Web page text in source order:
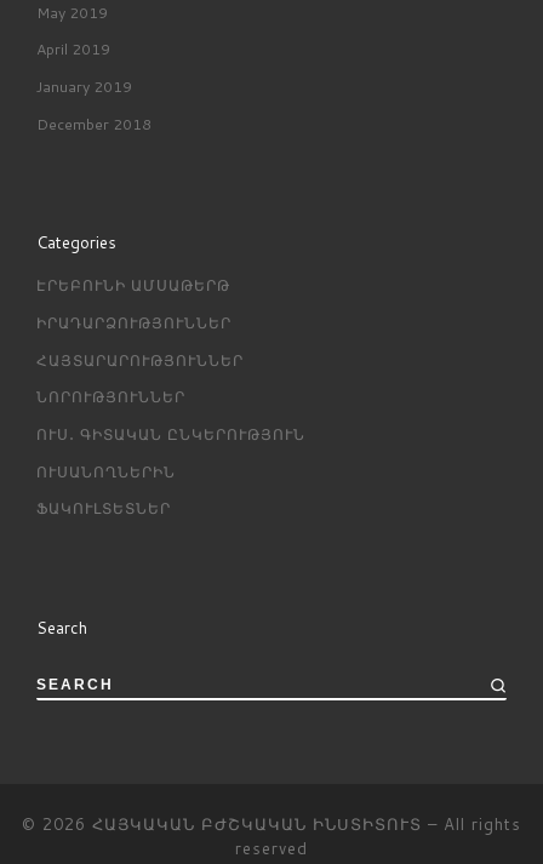
May 2019
April 2019
January 2019
December 2018
Categories
ԷՐԵԲՈՒՆԻ ԱՄՍԱԹԵՐԹ
ԻՐԱԴԱՐՁՈՒԹՅՈՒՆՆԵՐ
ՀԱՅՏԱՐԱՐՈՒԹՅՈՒՆՆԵՐ
ՆՈՐՈՒԹՅՈՒՆՆԵՐ
ՈՒՍ․ ԳԻՏԱԿԱՆ ԸՆԿԵՐՈՒԹՅՈՒՆ
ՈՒՍԱՆՈՂՆԵՐԻՆ
ՖԱԿՈՒԼՏԵՏՆԵՐ
Search
SEARCH
© 2026 ՀԱՅԿԱԿԱՆ ԲԺՇԿԱԿԱՆ ԻՆՍՏԻՏՈՒՏ – All rights
reserved